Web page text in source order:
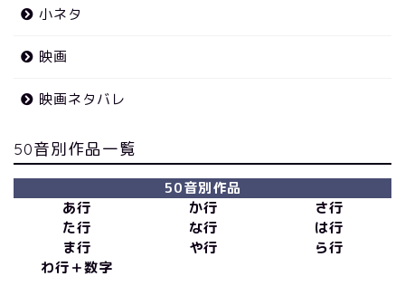
小ネタ
映画
映画ネタバレ
50音別作品一覧
50音別作品
あ行
か行
さ行
た行
な行
は行
ま行
や行
ら行
わ行＋数字